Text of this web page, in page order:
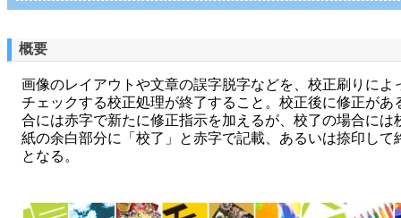
概要
画像のレイアウトや文章の誤字脱字などを、校正刷りによ
チェックする校正処理が終了すること。校正後に修正があ
合には赤字で新たに修正指示を加えるが、校了の場合には
紙の余白部分に「校了」と赤字で記載、あるいは捺印して
となる。